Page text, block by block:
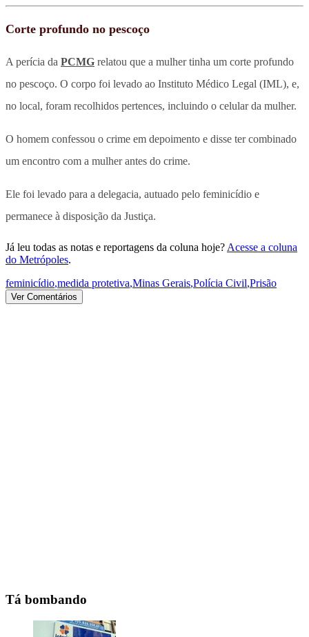
Corte profundo no pescoço
A perícia da PCMG relatou que a mulher tinha um corte profundo
no pescoço. O corpo foi levado ao Instituto Médico Legal (IML), e,
no local, foram recolhidos pertences, incluindo o celular da mulher.
O homem confessou o crime em depoimento e disse ter combinado
um encontro com a mulher antes do crime.
Ele foi levado para a delegacia, autuado pelo feminicídio e
permanece à disposição da Justiça.
Já leu todas as notas e reportagens da coluna hoje? Acesse a coluna
do Metrópoles.
feminicídio,medida protetiva,Minas Gerais,Polícia Civil,Prisão
Ver Comentários
Tá bombando